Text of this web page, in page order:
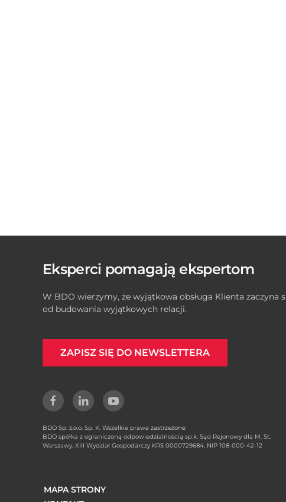
Eksperci pomagają ekspertom
W BDO wierzymy, że wyjątkowa obsługa Klienta zaczyna
od budowania wyjątkowych relacji.
ZAPISZ SIĘ DO NEWSLETTERA
BDO Sp. z.o.o. Sp. K. Wszelkie prawa zastrzeżone
BDO spółka z ograniczoną odpowiedzialnością sp.k. Sąd Rejonowy dla M. St.
Warszawy, XIII Wydział Gospodarczy KRS 0000729684, NIP 108-000-42-12
MAPA STRONY